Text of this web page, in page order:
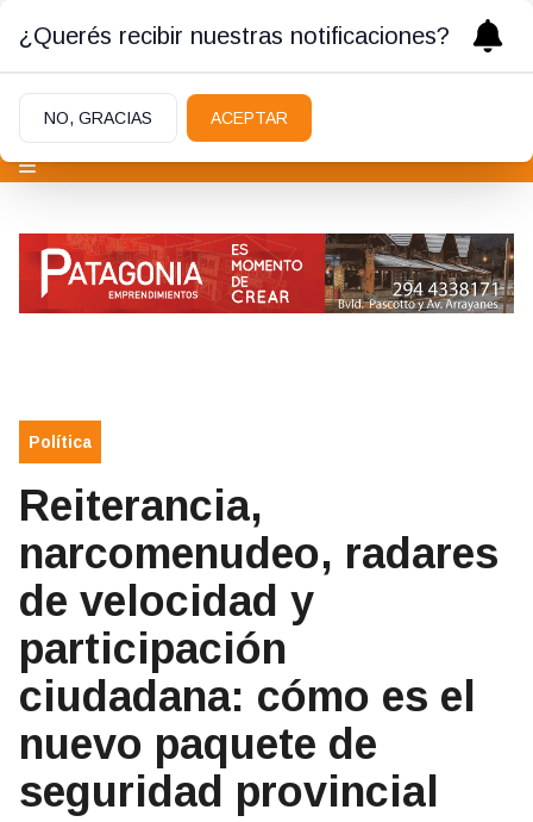
Política
Reiterancia,
narcomenudeo, radares
de velocidad y
participación
ciudadana: cómo es el
nuevo paquete de
seguridad provincial
¿Querés recibir nuestras notificaciones?
NO, GRACIAS ACEPTAR